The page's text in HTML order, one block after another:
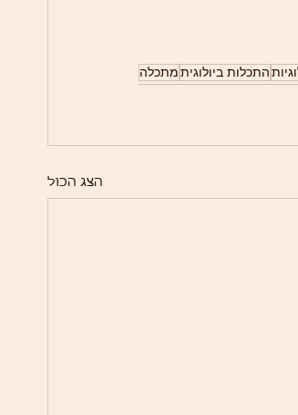
התכלות ביולוגיתמתכלה
הצג הכול